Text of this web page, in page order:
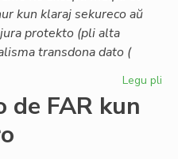
kun klaraj sekureco aŭ
protekto (pli alta
transdona dato (
Legu pli
de FAR kun